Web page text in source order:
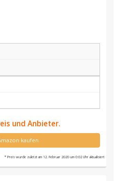
und Anbieter.
kaufen
* Preis wurde zuletzt am 12. Februar 2020 um 0:02 Uhr aktualisiert